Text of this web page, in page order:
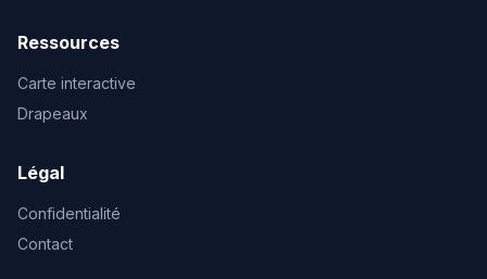
Ressources
Carte interactive
Drapeaux
Légal
Confidentialité
Contact